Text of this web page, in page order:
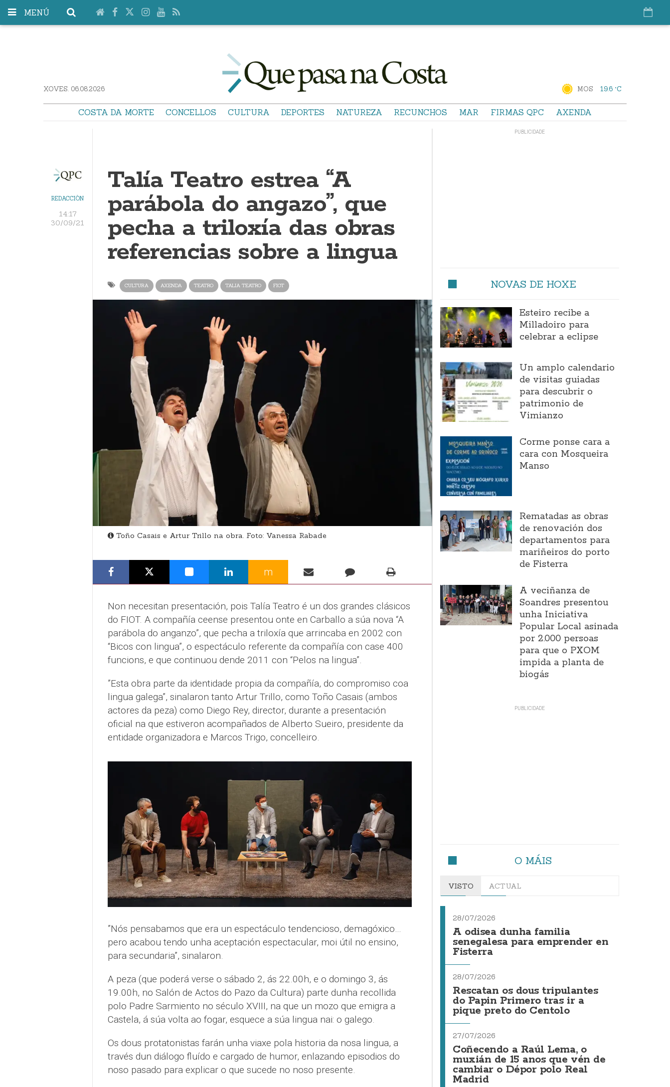
MENÚ
XOVES. 06.08.2026 MOS 19.6 °C
COSTA DA MORTE CONCELLOS CULTURA DEPORTES NATUREZA RECUNCHOS MAR FIRMAS QPC AXENDA
REDACCIÓN
14:17
30/09/21
Talía Teatro estrea “A
parábola do angazo”, que
pecha a triloxía das obras
referencias sobre a lingua
CULTURA AXENDA TEATRO TALIA TEATRO FIOT
Toño Casais e Artur Trillo na obra. Foto: Vanessa Rabade
m
Non necesitan presentación, pois Talía Teatro é un dos grandes clásicos
do FIOT. A compañía ceense presentou onte en Carballo a súa nova “A
parábola do anganzo”, que pecha a triloxía que arrincaba en 2002 con
“Bicos con lingua”, o espectáculo referente da compañía con case 400
funcions, e que continuou dende 2011 con “Pelos na lingua”.
”Esta obra parte da identidade propia da compañía, do compromiso coa
lingua galega”, sinalaron tanto Artur Trillo, como Toño Casais (ambos
actores da peza) como Diego Rey, director, durante a presentación
oficial na que estiveron acompañados de Alberto Sueiro, presidente da
entidade organizadora e Marcos Trigo, concelleiro.
”Nós pensabamos que era un espectáculo tendencioso, demagóxico…
pero acabou tendo unha aceptación espectacular, moi útil no ensino,
para secundaria”, sinalaron.
A peza (que poderá verse o sábado 2, ás 22.00h, e o domingo 3, ás
19.00h, no Salón de Actos do Pazo da Cultura) parte dunha recollida
polo Padre Sarmiento no século XVIII, na que un mozo que emigra a
Castela, á súa volta ao fogar, esquece a súa lingua nai: o galego.
Os dous protatonistas farán unha viaxe pola historia da nosa lingua, a
través dun diálogo fluído e cargado de humor, enlazando episodios do
noso pasado para explicar o que sucede no noso presente.
NOVAS DE HOXE
Esteiro recibe a
Milladoiro para
celebrar a eclipse
Un amplo calendario
de visitas guiadas
para descubrir o
patrimonio de
Vimianzo
Corme ponse cara a
cara con Mosqueira
Manso
Rematadas as obras
de renovación dos
departamentos para
mariñeiros do porto
de Fisterra
A veciñanza de
Soandres presentou
unha Iniciativa
Popular Local asinada
por 2.000 persoas
para que o PXOM
impida a planta de
biogás
O MÁIS
VISTO ACTUAL
28/07/2026
A odisea dunha familia
senegalesa para emprender en
Fisterra
28/07/2026
Rescatan os dous tripulantes
do Papin Primero tras ir a
pique preto do Centolo
27/07/2026
Coñecendo a Raúl Lema, o
muxián de 15 anos que vén de
cambiar o Dépor polo Real
Madrid